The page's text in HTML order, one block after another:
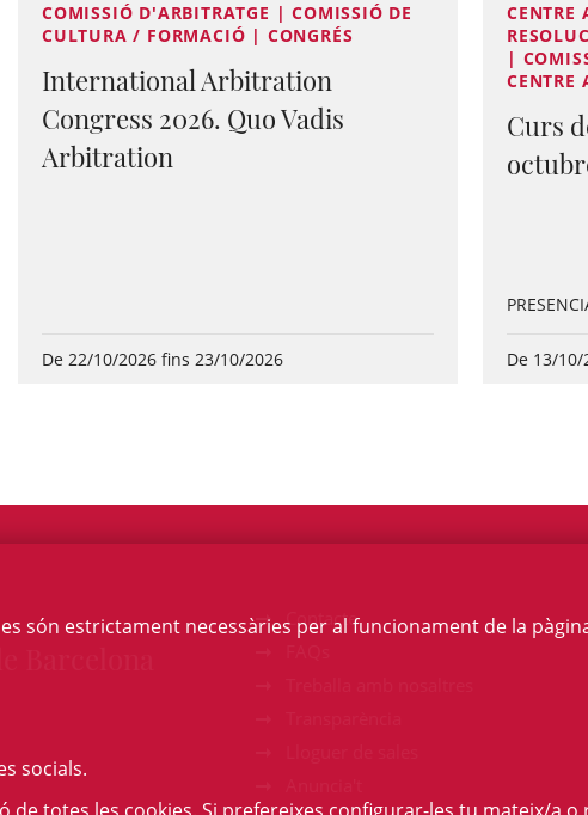
COMISSIÓ D'ARBITRATGE | COMISSIÓ DE
CULTURA / FORMACIÓ | CONGRÉS
International Arbitration
Congress 2026. Quo Vadis
Arbitration
De 22/10/2026 fins 23/10/2026
CENTRE
|
CENTRE
Curs
De 13/
Contacte
són estrictament necessàries per al funcionament de la
socials.